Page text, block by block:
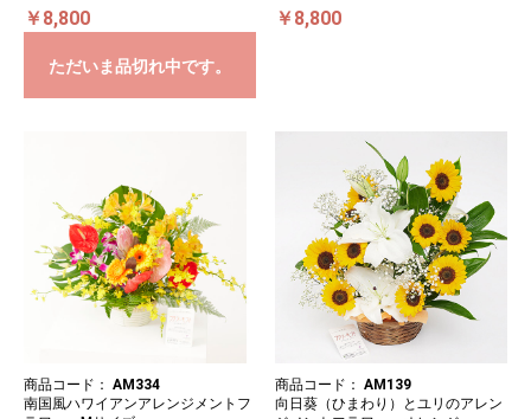
￥8,800
ただいま品切れ中です。
￥8,800
商品コード： AM334
南国風ハワイアンアレンジメントフ
商品コード： AM139
向日葵（ひまわり）とユリのアレン